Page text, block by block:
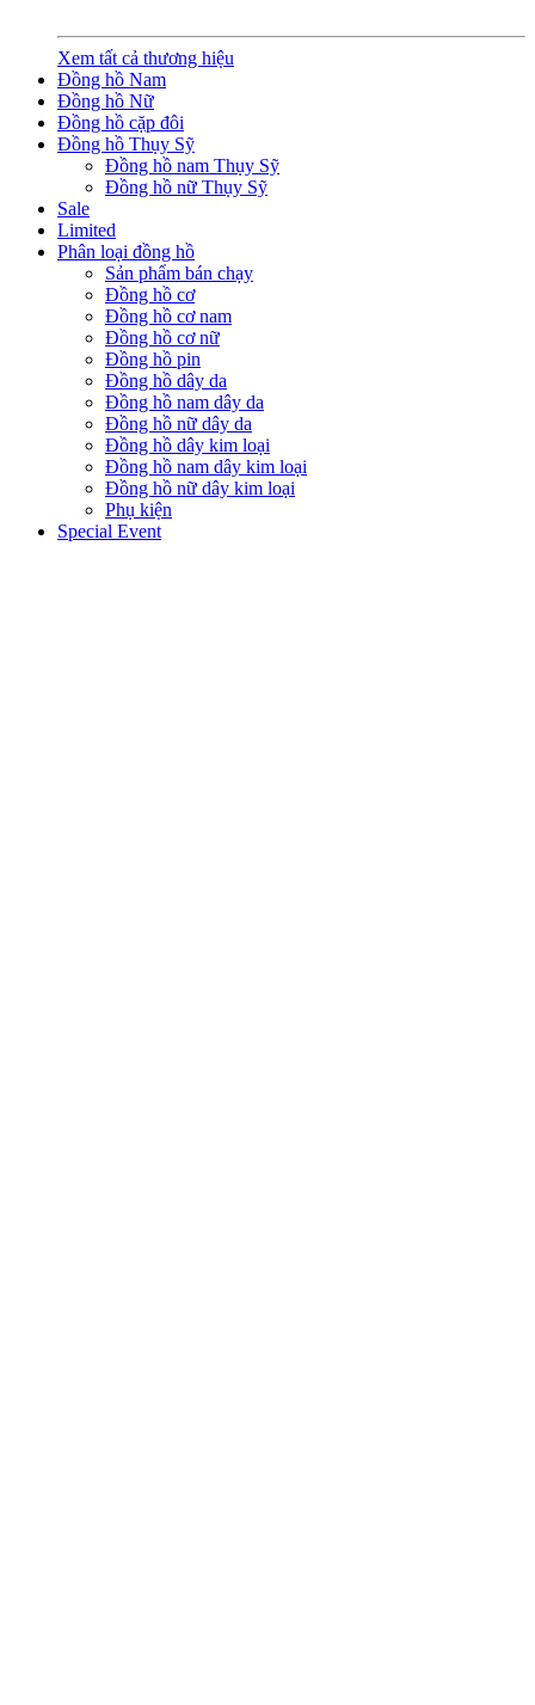
Xem tất cả thương hiệu
Đồng hồ Nam
Đồng hồ Nữ
Đồng hồ cặp đôi
Đồng hồ Thụy Sỹ
Đồng hồ nam Thụy Sỹ
Đồng hồ nữ Thụy Sỹ
Sale
Limited
Phân loại đồng hồ
Sản phẩm bán chạy
Đồng hồ cơ
Đồng hồ cơ nam
Đồng hồ cơ nữ
Đồng hồ pin
Đồng hồ dây da
Đồng hồ nam dây da
Đồng hồ nữ dây da
Đồng hồ dây kim loại
Đồng hồ nam dây kim loại
Đồng hồ nữ dây kim loại
Phụ kiện
Special Event